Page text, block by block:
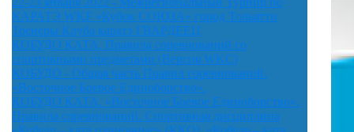
КАРАТЭ WKF «Кубок СОЮЗА» город Тольятти
Тренеры Клуба каратэ ГВАРДЕЕЦ
КОБУДО КАТА. Правила соревнований со
спортивными предметами (Версия WKC)
КОБУДО - Общая часть Правил соревнований.
«Восточное Боевое Единоборство».
КОБУДО КАТА. «Восточное Боевое Единоборство».
Правила соревнований. Спортивная дисциплина